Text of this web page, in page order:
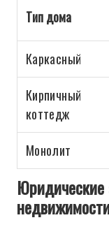
Тип дома
Каркасный
Кирпичный
коттедж
Монолит
Юридические